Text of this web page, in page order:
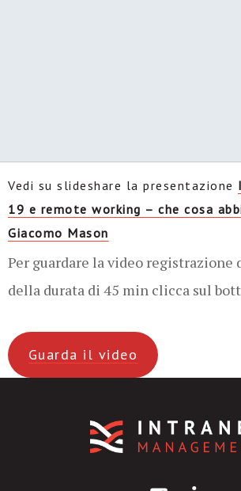
Vedi su slideshare la presentazione
19 e remote working – che cosa
Giacomo Mason
Per guardare la video registrazione
della durata di 45 min clicca sul
Guarda il video